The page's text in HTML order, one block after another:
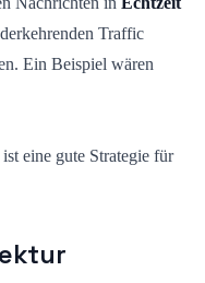
Traffic
Ein Beispiel wären
eine gute Strategie für